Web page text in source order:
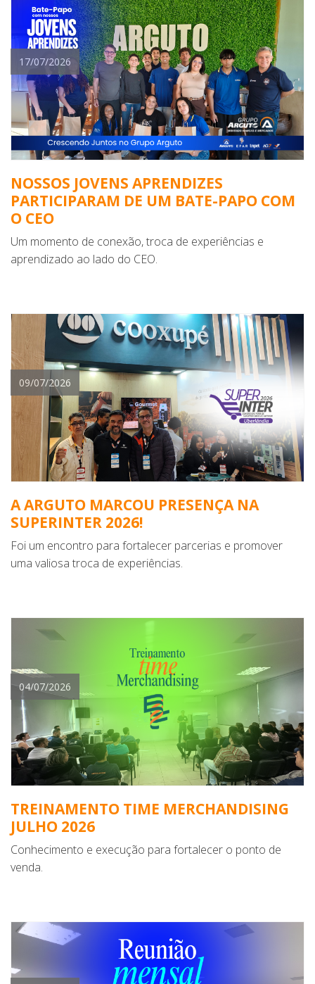
17/07/2026
NOSSOS JOVENS APRENDIZES
PARTICIPARAM DE UM BATE-PAPO COM
O CEO
Um momento de conexão, troca de experiências e
aprendizado ao lado do CEO.
09/07/2026
A ARGUTO MARCOU PRESENÇA NA
SUPERINTER 2026!
Foi um encontro para fortalecer parcerias e promover
uma valiosa troca de experiências.
04/07/2026
TREINAMENTO TIME MERCHANDISING
JULHO 2026
Conhecimento e execução para fortalecer o ponto de
venda.